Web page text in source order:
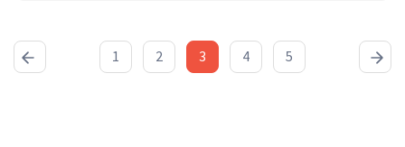
1 2 3 4 5